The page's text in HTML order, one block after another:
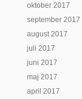
oktober 2017
september 2017
august 2017
juli 2017
juni 2017
maj 2017
april 2017